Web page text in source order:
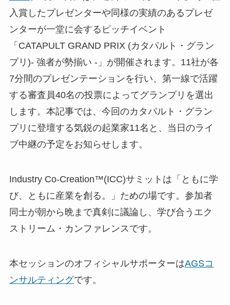
入賞したプレゼンターや同様の実績のあるプレゼ
ンターが一堂に会するピッチイベント
「CATAPULT GRAND PRIX (カタパルト・グラン
プリ)- 強者が勢揃い -」が開催されます。11社が各
7分間のプレゼンテーションを行い、第一線で活躍
する審査員40名の投票によってグランプリを選出
します。本記事では、今回のカタパルト・グラン
プリに登壇する気鋭の起業家11名と、当日のライ
ブ中継の予定をお知らせします。
Industry Co­-Creation™(ICC)サミットは「ともに学
び、ともに産業を創る。」ための場です。参加者
同士が朝から晩まで真剣に議論し、学び合うエク
ストリーム・カンファレンスです。
本セッションのオフィシャルサポーターはAGSコ
ンサルティングです。